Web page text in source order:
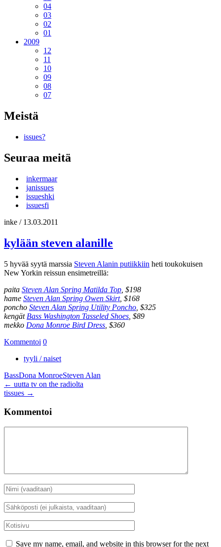
04
03
02
01
2009
12
11
10
09
08
07
Meistä
issues?
Seuraa meitä
inkermaar
janissues
issueshki
issuesfi
inke / 13.03.2011
kylään steven alanille
5 hyvää syytä marssia Steven Alanin putiikkiin heti toukokuisen
New Yorkin reissun ensimetreillä:
paita Steven Alan Spring Matilda Top $198
hame Steven Alan Spring Owen Skirt, $168
poncho Steven Alan Spring Utility Poncho $325
kengät Bass Washington Tasseled Shoes $89
mekko Dona Monroe Bird Dress $360
Kommentoi 0
tyyli / naiset
BassDona MonroeSteven Alan
Artikkelien
selaus
← uutta tv on the radiolta
tissues →
Kommentoi
Nimi
*
Sähköposti
*
Kotisivu
Save my name, email, and website in this browser for the next